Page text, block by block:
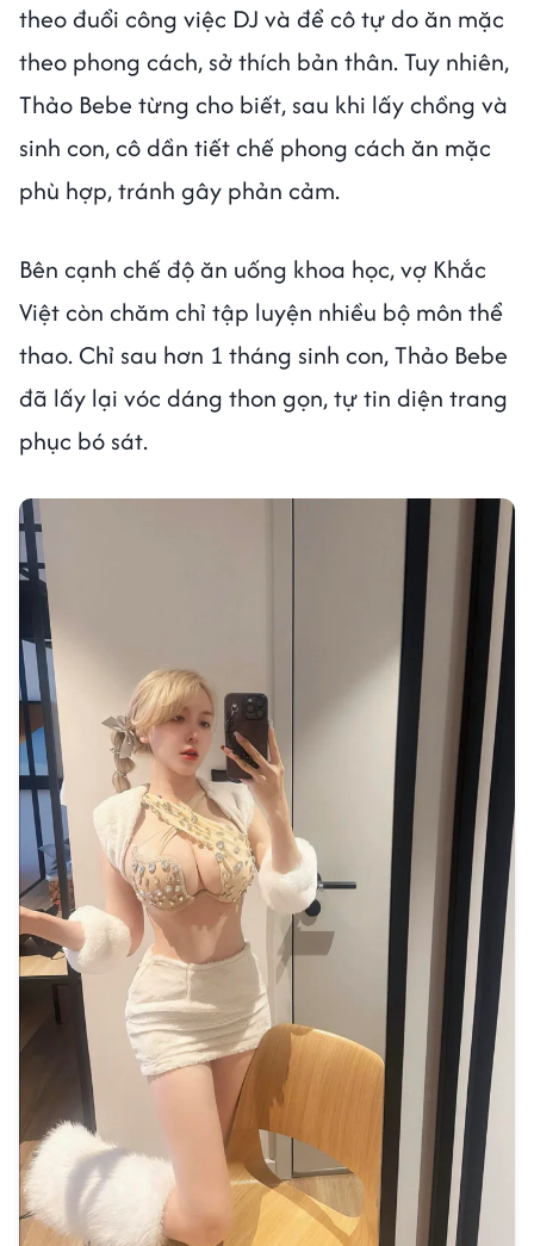
theo đuổi công việc DJ và để cô tự do ăn mặc
theo phong cách, sở thích bản thân. Tuy nhiên,
Thảo Bebe từng cho biết, sau khi lấy chồng và
sinh con, cô dần tiết chế phong cách ăn mặc
phù hợp, tránh gây phản cảm.
Bên cạnh chế độ ăn uống khoa học, vợ Khắc
Việt còn chăm chỉ tập luyện nhiều bộ môn thể
thao. Chỉ sau hơn 1 tháng sinh con, Thảo Bebe
đã lấy lại vóc dáng thon gọn, tự tin diện trang
phục bó sát.